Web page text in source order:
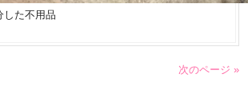
した不用品
次のページ »